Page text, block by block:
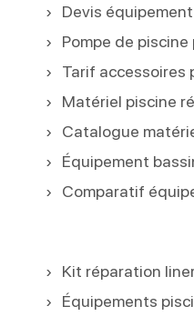
Devis
Pompe de
Tarif accessoires
Matériel piscine
Catalogue
Équipement
Comparatif
Kit réparation
Équipements